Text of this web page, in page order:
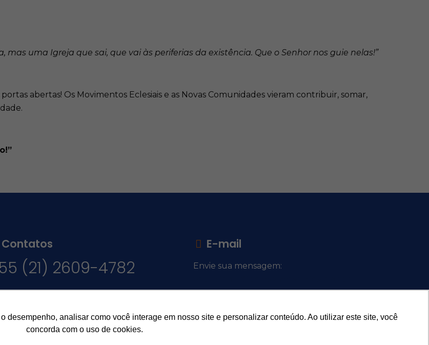
desempenho, analisar como você interage em nosso site e personalizar conteúdo. Ao utilizar este site, você
concorda com o uso de cookies.
mas uma Igreja que sai, que vai às periferias da existência. Que o Senhor nos guie nelas!”
abertas! Os Movimentos Eclesiais e as Novas Comunidades vieram contribuir, somar,
Contatos
(21) 2609-4782
E-mail
Envie sua mensagem: